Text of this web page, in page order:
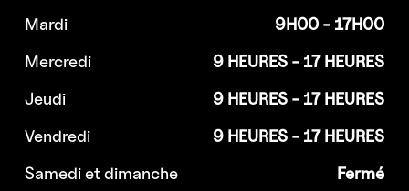
Mardi
9H00 - 17H00
Mercredi
9 HEURES - 17 HEURES
Jeudi
9 HEURES - 17 HEURES
Vendredi
9 HEURES - 17 HEURES
Samedi et dimanche
Fermé